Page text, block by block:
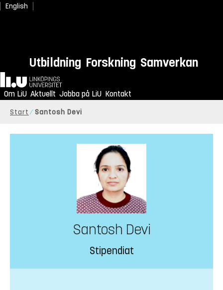
English
Utbildning Forskning Samverkan
Hem
Om LiU Aktuellt Jobba på LiU Kontakt
Start Santosh Devi
Santosh Devi
Stipendiat